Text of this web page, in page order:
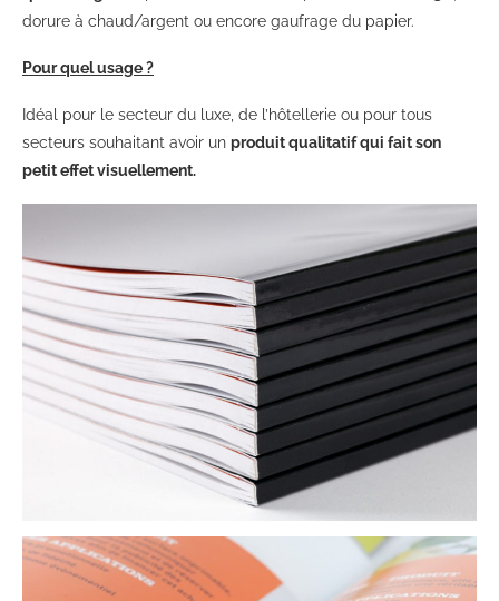
dorure à chaud/argent ou encore gaufrage du papier.
Pour quel usage ?
Idéal pour le secteur du luxe, de l’hôtellerie ou pour tous
secteurs souhaitant avoir un produit qualitatif qui fait son
petit effet visuellement.